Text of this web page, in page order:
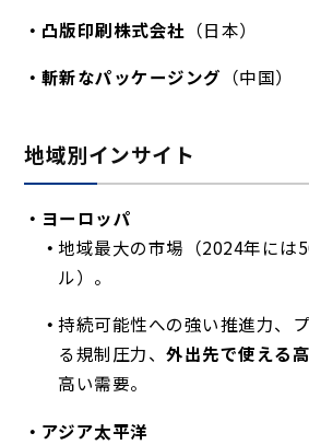
凸版印刷株式会社 （日本）
斬新なパッケージング （中国）
地域別インサイト
ヨーロッパ
地域最大の市場（2024年には
ル）。
持続可能性への強い推進力、
る規制圧力、外出先で使える
高い需要。
アジア太平洋